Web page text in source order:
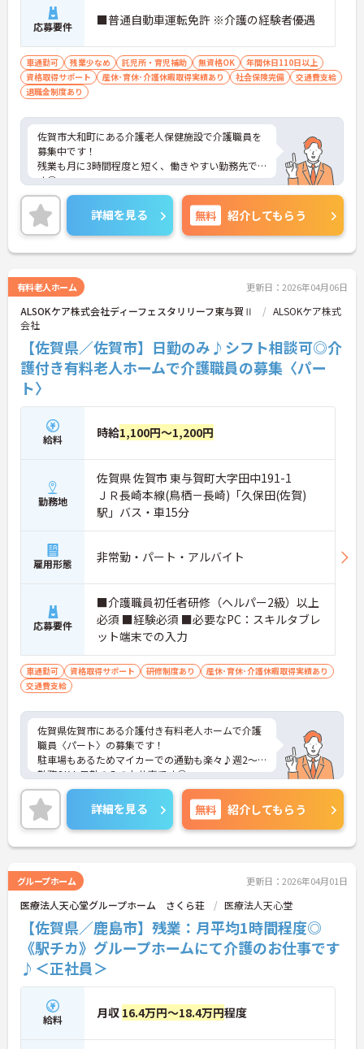
応募要件 ■普通自動車運転免許 ※介護の経験者優遇
車通勤可 残業少なめ 託児所・育児補助 無資格OK
年間休日110日以上
資格取得サポート
産休･育休･介護休暇取得実績あり 社会保険完備
交通費支給
退職金制度あり
佐賀市大和町にある介護老人保健施設で介護職員を
募集中です！
残業も月に3時間程度と短く、働きやすい勤務先で
す◎
ご興味ある方には、面接対策ポイントなど、詳細を
お話しいたしますのでお気軽にご相談ください。
詳細を見る 無料 紹介してもらう
有料老人ホーム 更新日：2026年04月06日
ALSOKケア株式会社ディーフェスタリリーフ東与賀Ⅱ
ALSOKケア株式
会社
【佐賀県／佐賀市】日勤のみ♪シフト相談可◎介
護付き有料老人ホームで介護職員の募集〈パー
ト〉
給料 時給1,100円～1,200円
勤務地
佐賀県 佐賀市 東与賀町大字田中191-1
ＪＲ長崎本線(鳥栖－長崎)「久保田(佐賀)
駅」バス・車15分
雇用形態 非常勤・パート・アルバイト
応募要件
■介護職員初任者研修（ヘルパー2級）以上
必須 ■経験必須 ■必要なPC：スキルタブレ
ット端末での入力
車通勤可 資格取得サポート 研修制度あり
産休･育休･介護休暇取得実績あり
交通費支給
佐賀県佐賀市にある介護付き有料老人ホームで介護
職員〈パート〉の募集です！
駐車場もあるためマイカーでの通勤も楽々♪週2～
勤務OK！日勤のみのお仕事です◎
しっかりとしたフォロー体制で、経験に関わらず安
心してスタートできます。
こちらの求人にご興味がございましたら面接のポイ
ントもお伝えしますので是非ご応募お待ちしており
ます。
詳細を見る 無料 紹介してもらう
グループホーム 更新日：2026年04月01日
医療法人天心堂グループホーム さくら荘 医療法人天心堂
【佐賀県／鹿島市】残業：月平均1時間程度◎
《駅チカ》グループホームにて介護のお仕事です
♪＜正社員＞
給料 月収 16.4万円～18.4万円程度